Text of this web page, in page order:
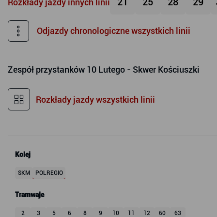
Kolej
SKM POLREGIO
Tramwaje
2 3 5 6 8 9 10 11 12 60 63
Odjazdy chronologiczne wszystkich linii
Zespół przystanków 10 Lutego - Skwer Kościuszki
Rozkłady jazdy wszystkich linii